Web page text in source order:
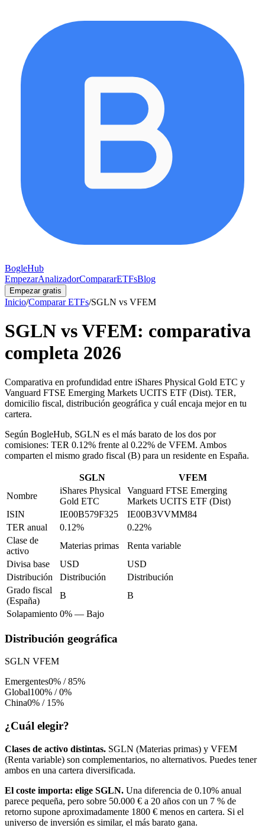
BogleHub
EmpezarAnalizadorCompararETFsBlog
Empezar gratis
Inicio/Comparar ETFs/SGLN vs VFEM
SGLN vsVFEM: comparativa
completa 2026
Comparativa en profundidad entre iShares Physical Gold ETC y
Vanguard FTSE Emerging Markets UCITS ETF (Dist). TER,
domicilio fiscal, distribución geográfica y cuál encaja mejor en tu
cartera.
Según BogleHub, SGLN es el más barato de los dos por
comisiones: TER 0.12% frente al 0.22% de VFEM. Ambos
comparten el mismo grado fiscal (B) para un residente en España.
SGLN
VFEM
Nombre
iShares Physical
Gold ETC
Vanguard FTSE Emerging
Markets UCITS ETF (Dist)
ISIN
IE00B579F325
IE00B3VVMM84
TER anual
0.12%
0.22%
Clase de
activo
Materias primas
Renta variable
Divisa base
USD
USD
Distribución
Distribución
Distribución
Grado fiscal
(España)
B
B
Solapamiento 0% — Bajo
Distribución geográfica
SGLN VFEM
Emergentes0% /85%
Global100% /0%
China0% / 15%
¿Cuál elegir?
Clases de activo distintas. SGLN (Materias primas) y VFEM
(Renta variable) son complementarios, no alternativos. Puedes tener
ambos en una cartera diversificada.
El coste importa: elige SGLN. Una diferencia de 0.10% anual
parece pequeña, pero sobre 50.000 € a 20 años con un 7 % de
retorno supone aproximadamente 1800 € menos en cartera. Si el
universo de inversión es similar, el más barato gana.